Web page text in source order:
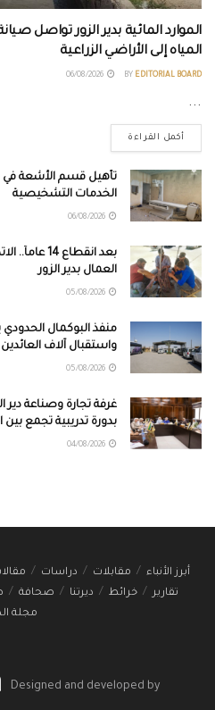
الموارد المائية بدير الزور تواصل
المياه إلى الأراضي الزراعية
BY EDITORIAL BOARD
...
أكمل القراءة
تأهيل قسم الأشعة في
الخدمات التشخيصية
بعد انقطاع
العمال بدير الزور
منفذ البوكمال
واستقبال آلاف
غرفة تجارة وصناعة
بدورة تدريبية تجمع بين
أبرز الأنباء مقابلات دراسات
تقارير
خرائط ديرتنا صحافة
مجلة
Designed and developed by